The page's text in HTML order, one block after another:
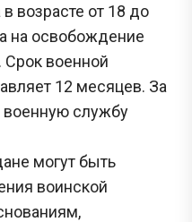
возрасте от 18 до
на освобождение
Срок военной
12 месяцев. За
военную службу
могут быть
воинской